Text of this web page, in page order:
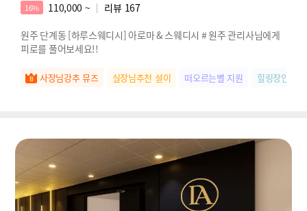
16% 110,000 ~ 리뷰 167
원주 단계동 [하루스웨디시] 아로마 & 스웨디시 # 원주 관리사님에게
피로를 풀어보세요!!
사장님강추 뮤즈 실장님추천 설이 떠오르는별 지원 힐링장인 라라